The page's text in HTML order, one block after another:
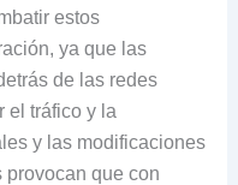
estos
ya que las
de las redes
el tráfico y la
y las modificaciones
provocan que con